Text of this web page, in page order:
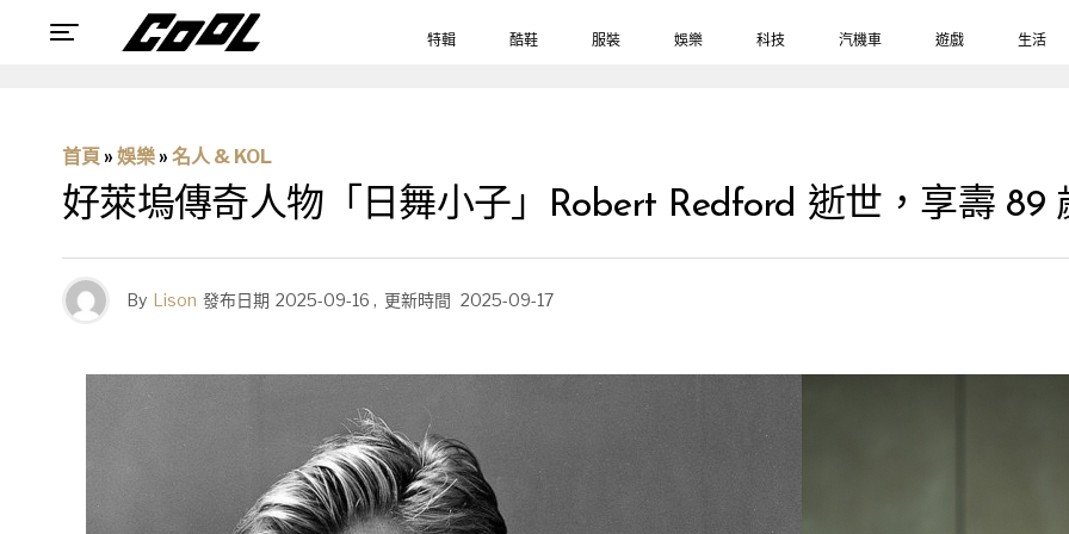
特輯 酷鞋 服裝 娛樂 科技 汽機車 遊戲 生活
首頁 » 娛樂 » 名人 & KOL
好萊塢傳奇人物「日舞小子」Robert Redford 逝世，享壽 89
By Lison 發布日期 2025-09-16 , 更新時間 2025-09-17